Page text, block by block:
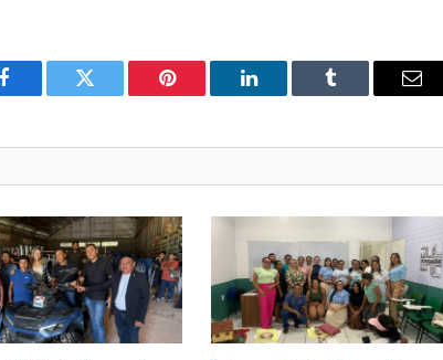
Facebook Twitter Pinterest
O
Tumblr
E-